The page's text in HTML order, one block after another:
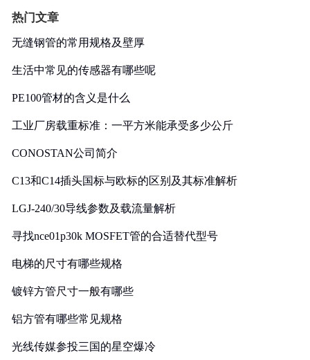
热门文章
无缝钢管的常用规格及壁厚
生活中常见的传感器有哪些呢
PE100管材的含义是什么
工业厂房载重标准：一平方米能承受多少公斤
CONOSTAN公司简介
C13和C14插头国标与欧标的区别及其标准解析
LGJ-240/30导线参数及载流量解析
寻找nce01p30k MOSFET管的合适替代型号
电梯的尺寸有哪些规格
镀锌方管尺寸一般有哪些
铝方管有哪些常见规格
光线传媒参投三国的星空爆冷